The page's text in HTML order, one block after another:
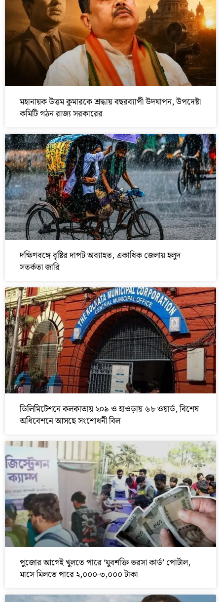
মহানায়ক উত্তম কুমারকে শ্রদ্ধায় বছরব্যাপী উদযাপন, উপদেষ্টা
কমিটি গঠন রাজ্য সরকারের
দক্ষিণবঙ্গে বৃষ্টির দাপট অব্যাহত, একাধিক জেলায় হলুদ
সতর্কতা জারি
ডিলিমিটেশনে কলকাতায় ২০৯ ও হাওড়ায় ৬৮ ওয়ার্ড, বিশেষ
অধিবেশনে আসছে সংশোধনী বিল
পুজোর আগেই খুলতে পারে ‘যুবশক্তি ভরসা কার্ড’ পোর্টাল,
মাসে মিলতে পারে ২,০০০-৩,০০০ টাকা